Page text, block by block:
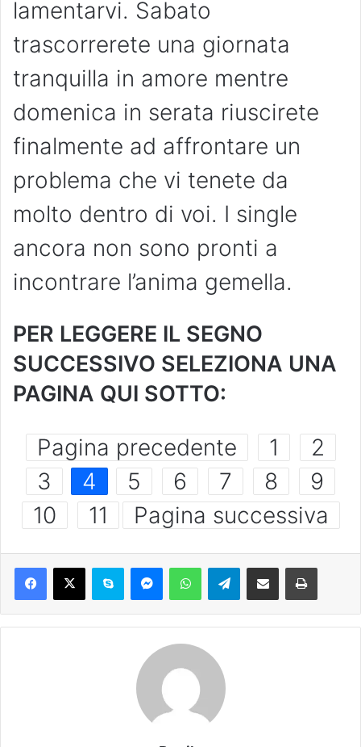
lamentarvi. Sabato
trascorrerete una giornata
tranquilla in amore mentre
domenica in serata riuscirete
finalmente ad affrontare un
problema che vi tenete da
molto dentro di voi. I single
ancora non sono pronti a
incontrare l’anima gemella.
PER LEGGERE IL SEGNO
SUCCESSIVO SELEZIONA UNA
PAGINA QUI SOTTO:
Pagina precedente 1
2
3
4 5 6 7 8
9
10
11 Pagina successiva